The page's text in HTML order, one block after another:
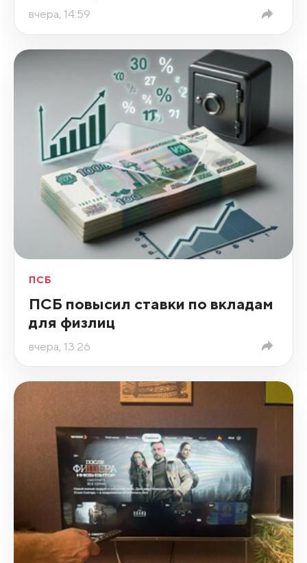
вчера, 14:59
ПСБ
ПСБ повысил ставки по вкладам
для физлиц
вчера, 13:26